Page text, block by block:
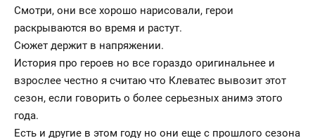
Смотри, они все хорошо нарисовали, герои
раскрываются во время и растут.
Сюжет держит в напряжении.
История про героев но все гораздо оригинальнее и
взрослее честно я считаю что Клеватес вывозит этот
сезон, если говорить о более серьезных анимэ этого
года.
Есть и другие в этом году но они еще с прошлого сезона